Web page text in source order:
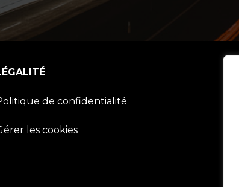
de confidentialité
les cookies